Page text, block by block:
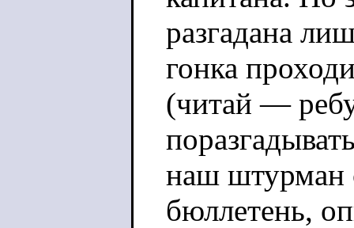
разгадана
гонка
(читай —
наш штурман
бюллетень,